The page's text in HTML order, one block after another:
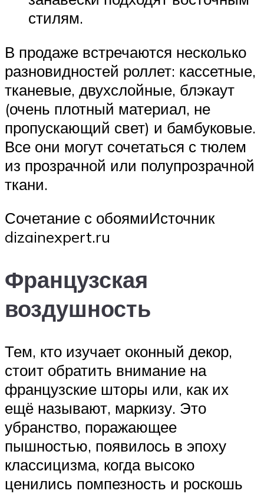
стилям.
В продаже встречаются несколько
разновидностей роллет: кассетные,
тканевые, двухслойные, блэкаут
(очень плотный материал, не
пропускающий свет) и бамбуковые.
Все они могут сочетаться с тюлем
из прозрачной или полупрозрачной
ткани.
Сочетание с обоямиИсточник
dizainexpert.ru
Французская
воздушность
Тем, кто изучает оконный декор,
стоит обратить внимание на
французские шторы или, как их
ещё называют, маркизу. Это
убранство, поражающее
пышностью, появилось в эпоху
классицизма, когда высоко
ценились помпезность и роскошь